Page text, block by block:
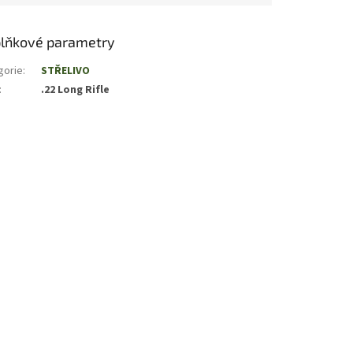
parametry
:
STŘELIVO
: .22 Long Rifle